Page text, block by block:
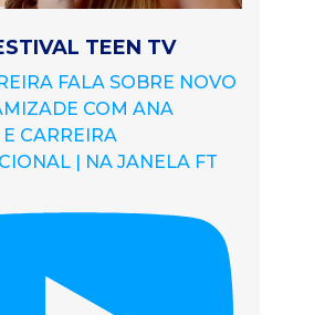
TEEN TV
FALA SOBRE NOVO
COM ANA
CARREIRA
| NA JANELA FT